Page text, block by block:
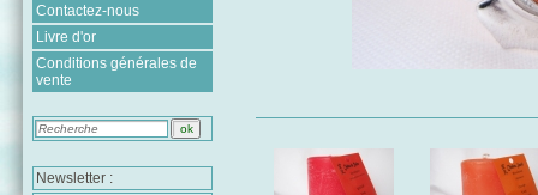
Contactez-nous
Livre d'or
Conditions générales de
vente
Newsletter :